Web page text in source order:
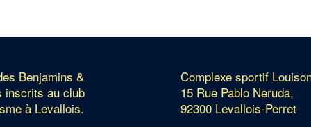
Benjamins &
inscrits au club
à Levallois.
Complexe sportif
15 Rue Pablo Neruda,
92300 Levallois-Perret